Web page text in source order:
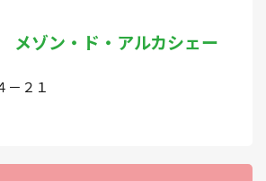
ゾン・ド・アルカシェー
－２１